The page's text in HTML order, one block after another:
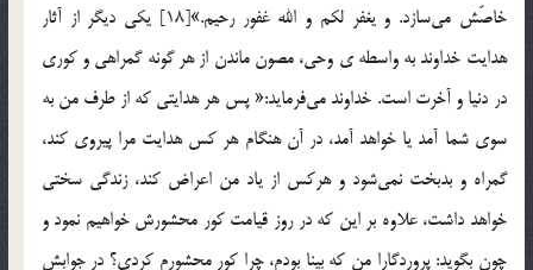
خاصّش مي‌سازد. و يغفر لكم و الله غفور رحيم.»[18] يكي ديگر از آثار
هدايت‌ خداوند به واسطه ي وحي، مصون ماندن از هر گونه گمراهي و كوري
در دنيا و آخرت است. خداوند مي‌فرمايد:« پس هر هدايتي كه از طرف من به
سوي شما آمد يا خواهد آمد، در آن هنگام هر كس هدايت مرا پيروي كند،
گمراه و بدبخت نمي‌شود و هركس از ياد من اعراض كند، زندگي سختي
خواهد داشت، علاوه بر اين كه در روز قيامت كور محشورش خواهيم نمود و
چون بگويد: پروردگارا من كه بينا بودم، چرا كور محشورم كردي؟ در جوابش